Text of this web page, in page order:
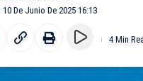
De Junio De 2025 16:13
4 Min